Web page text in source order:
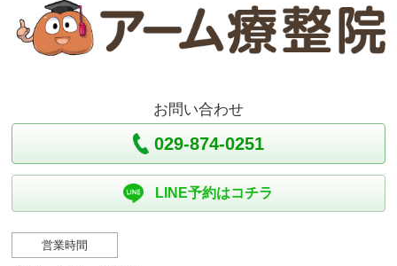
お問い合わせ
029-874-0251
LINE予約はコチラ
営業時間